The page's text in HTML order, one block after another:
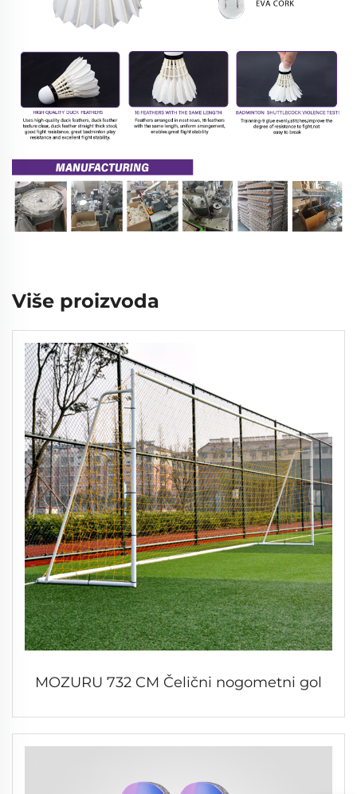
Više proizvoda
MOZURU 732 CM Čelični nogometni gol